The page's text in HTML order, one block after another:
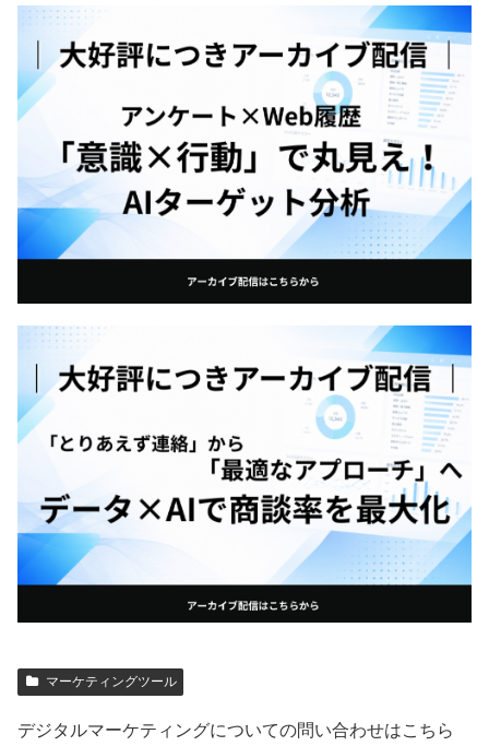
マーケティングツール
デジタルマーケティングについての問い合わせはこちら